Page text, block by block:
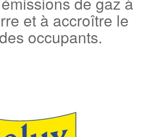
et à accroître le
occupants.